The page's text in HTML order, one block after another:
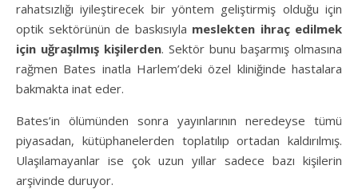
rahatsızlığı iyileştirecek bir yöntem geliştirmiş olduğu için
optik sektörünün de baskısıyla meslekten ihraç edilmek
için uğraşılmış kişilerden. Sektör bunu başarmış olmasına
rağmen Bates inatla Harlem’deki özel kliniğinde hastalara
bakmakta inat eder.
Bates’in ölümünden sonra yayınlarının neredeyse tümü
piyasadan, kütüphanelerden toplatılıp ortadan kaldırılmış.
Ulaşılamayanlar ise çok uzun yıllar sadece bazı kişilerin
arşivinde duruyor.